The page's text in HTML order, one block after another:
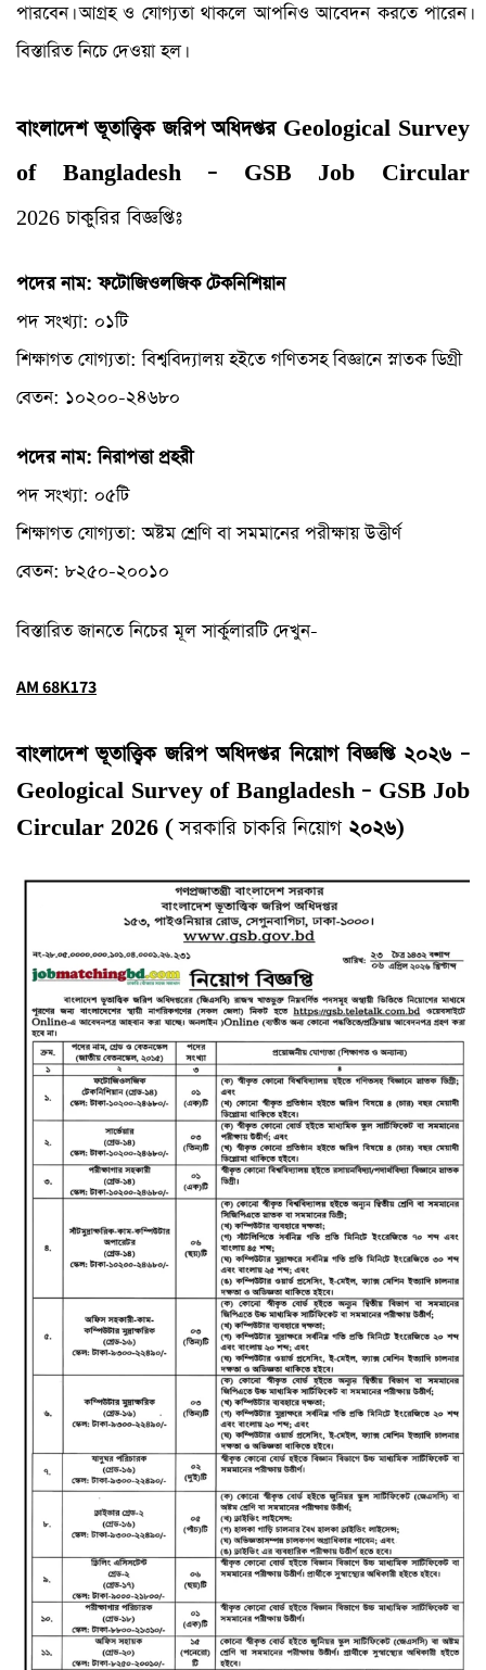
পারবেন। আগ্রহ ও যোগ্যতা থাকলে আপনিও আবেদন করতে পারেন।
বিস্তারিত নিচে দেওয়া হল।
বাংলাদেশ ভূতাত্ত্বিক জরিপ অধিদপ্তর Geological Survey
of Bangladesh – GSB Job Circular
2026 চাকুরির বিজ্ঞপ্তিঃ
পদের নাম: ফটোজিওলজিক টেকনিশিয়ান
পদ সংখ্যা: ০১টি
শিক্ষাগত যোগ্যতা: বিশ্ববিদ্যালয় হইতে গণিতসহ বিজ্ঞানে স্নাতক ডিগ্রী
বেতন: ১০২০০-২৪৬৮০
পদের নাম: নিরাপত্তা প্রহরী
পদ সংখ্যা: ০৫টি
শিক্ষাগত যোগ্যতা: অষ্টম শ্রেণি বা সমমানের পরীক্ষায় উত্তীর্ণ
বেতন: ৮২৫০-২০০১০
বিস্তারিত জানতে নিচের মূল সার্কুলারটি দেখুন-
AM 68K173
বাংলাদেশ ভূতাত্ত্বিক জরিপ অধিদপ্তর নিয়োগ বিজ্ঞপ্তি ২০২৬ –
Geological Survey of Bangladesh – GSB Job
Circular 2026 (সরকারি চাকরি নিয়োগ২০২৬)